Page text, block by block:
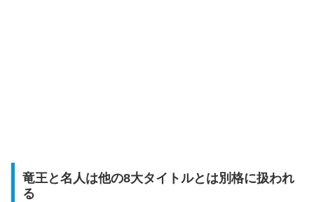
竜王と名人は他の8大タイトルとは別格に扱われ
る